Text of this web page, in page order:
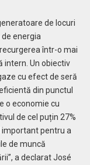
de locuri
energia
într-o mai
intern. Un obiectiv
cu efect de seră
din punctul
o economie cu
de cel puțin 27%
pentru a
de muncă
a declarat José